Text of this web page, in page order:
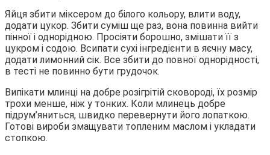
Яйця збити міксером до білого кольору, влити воду,
додати цукор. Збити суміш ще раз, вона повинна вийти
пінної і однорідною. Просіяти борошно, змішати її з
цукром і содою. Всипати сухі інгредієнти в яєчну масу,
додати лимонний сік. Все збити до повної однорідності,
в тесті не повинно бути грудочок.
Випікати млинці на добре розігрітій сковороді, їх розмір
трохи менше, ніж у тонких. Коли млинець добре
підрум’яниться, швидко перевернути його лопаткою.
Готові вироби змащувати топленим маслом і укладати
стопкою.